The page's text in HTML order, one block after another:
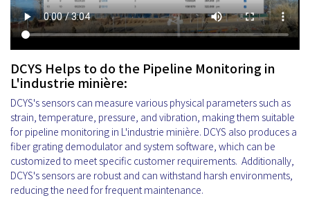
DCYS Helps to do the Pipeline Monitoring in
L'industrie minière:
DCYS's sensors can measure various physical parameters such as
strain, temperature, pressure, and vibration, making them suitable
for pipeline monitoring in L'industrie minière. DCYS also produces a
fiber grating demodulator and system software, which can be
customized to meet specific customer requirements. Additionally,
DCYS's sensors are robust and can withstand harsh environments,
reducing the need for frequent maintenance.